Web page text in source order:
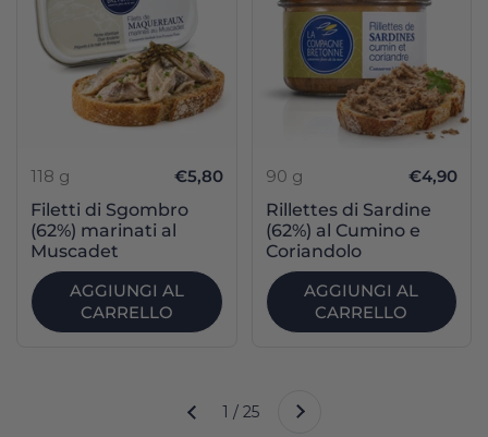
118 g
€5,80
Filetti di Sgombro
(62%) marinati al
Muscadet
AGGIUNGI AL
CARRELLO
90 g
€4,90
Rillettes di Sardine
(62%) al Cumino e
Coriandolo
AGGIUNGI AL
CARRELLO
1 / 25